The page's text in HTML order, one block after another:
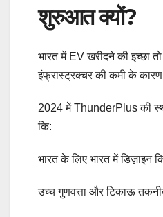
शुरुआत क्यों?
भारत में EV खरीदने की इच्छा
इंफ्रास्ट्रक्चर की कमी के
2024 में ThunderPlus की
कि:
भारत के लिए भारत में डिज़ाइन
उच्च गुणवत्ता और टिकाऊ